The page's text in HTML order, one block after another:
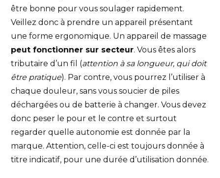
être bonne pour vous soulager rapidement.
Veillez donc à prendre un appareil présentant
une forme ergonomique. Un appareil de massage
peut fonctionner sur secteur. Vous êtes alors
tributaire d’un fil (attention à sa longueur, qui doit
être pratique). Par contre, vous pourrez l’utiliser à
chaque douleur, sans vous soucier de piles
déchargées ou de batterie à changer. Vous devez
donc peser le pour et le contre et surtout
regarder quelle autonomie est donnée par la
marque. Attention, celle-ci est toujours donnée à
titre indicatif, pour une durée d’utilisation donnée.